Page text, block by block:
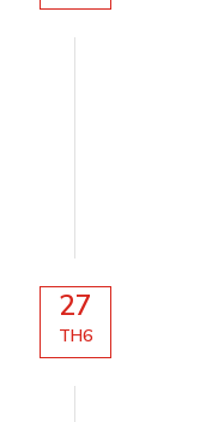
27
TH6